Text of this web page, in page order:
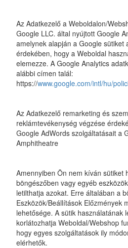
Az Adatkezelő a Weboldalon/
Google LLC. által nyújtott Google
amelynek alapján a Google sütiket
érdekében, hogy a Weboldal
elemezze. A Google Analytics
alábbi címen talál:
https://www.google.com/intl/hu/
Az Adatkezelő remarketing és
reklámtevékenység végzése
Google AdWords szolgáltatásait a
Amphitheatre
Amennyiben Ön nem kíván sütiket
böngészőben vagy egyéb
letilthatja azokat. Erre általában a
Eszközök/Beállítások Előzmények
lehetősége. A sütik használatának
korlátozhatja Weboldal/Webshop
hogy egyes szolgáltatások ily
elérhetők.